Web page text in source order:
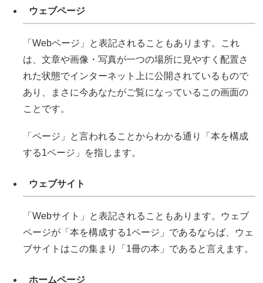
ウェブページ
「Webページ」と表記されることもあります。これ
は、文章や画像・写真が一つの場所に見やすく配置さ
れた状態でインターネット上に公開されているもので
あり、まさに今あなたがご覧になっているこの画面の
ことです。
「ページ」と言われることからわかる通り「本を構成
する1ページ」を指します。
ウェブサイト
「Webサイト」と表記されることもあります。ウェブ
ページが「本を構成する1ページ」であるならば、ウェ
ブサイトはこの集まり「1冊の本」であると言えます。
ホームページ